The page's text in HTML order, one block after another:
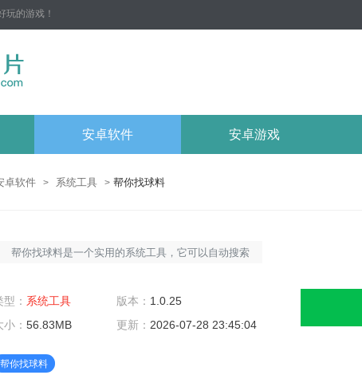
玩的游戏！
安卓软件 安卓游戏
卓软件 > 系统工具 > 帮你找球料
帮你找球料是一个实用的系统工具，它可以自动搜索
确。使用该工具，你可以轻松地获取最新的球料信
息，并且可以方便地进行管理和分析，从而更好地满
选择对应的赛事和类型，点击搜索
型： 系统工具 版本： 1.0.25
小： 56.83MB 更新： 2026-07-28 23:45:04
帮你找球料